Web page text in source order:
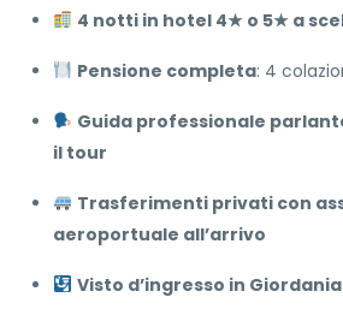
4 notti in hotel 4★ o 5★ a
Pensione completa: 4
Guida professionale
il tour
Trasferimenti privati con
aeroportuale all’arrivo
Visto d’ingresso in